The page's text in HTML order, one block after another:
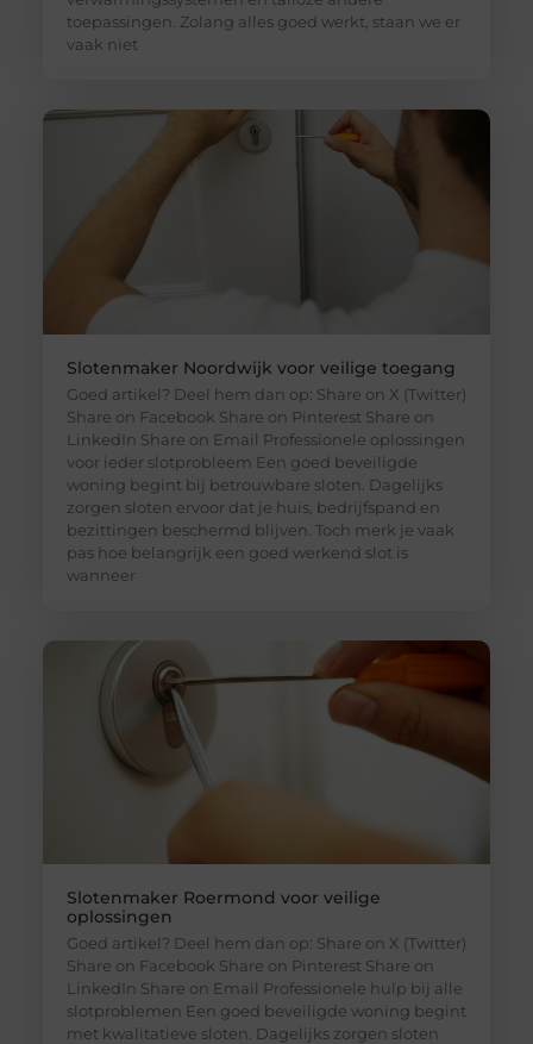
toepassingen. Zolang alles goed werkt, staan we er
vaak niet
Slotenmaker Noordwijk voor veilige toegang
Goed artikel? Deel hem dan op: Share on X (Twitter)
Share on Facebook Share on Pinterest Share on
LinkedIn Share on Email Professionele oplossingen
voor ieder slotprobleem Een goed beveiligde
woning begint bij betrouwbare sloten. Dagelijks
zorgen sloten ervoor dat je huis, bedrijfspand en
bezittingen beschermd blijven. Toch merk je vaak
pas hoe belangrijk een goed werkend slot is
wanneer
Slotenmaker Roermond voor veilige
oplossingen
Goed artikel? Deel hem dan op: Share on X (Twitter)
Share on Facebook Share on Pinterest Share on
LinkedIn Share on Email Professionele hulp bij alle
slotproblemen Een goed beveiligde woning begint
met kwalitatieve sloten. Dagelijks zorgen sloten